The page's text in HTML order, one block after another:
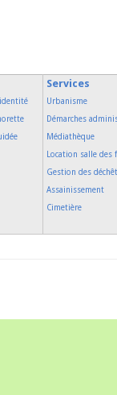
Services
Urbanisme
Démarches
Médiathèque
Location salle des
Gestion des
Assainissement
Cimetière